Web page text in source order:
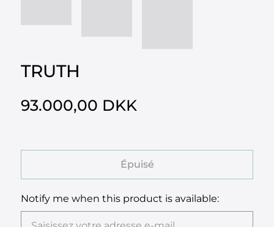
TRUTH
93.000,00 DKK
Épuisé
Notify me when this product is available: